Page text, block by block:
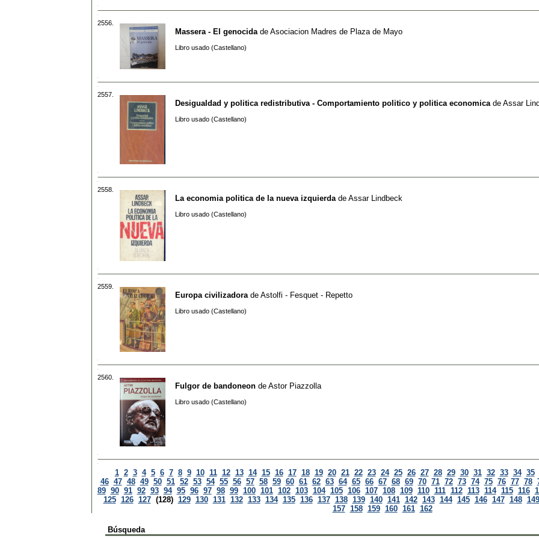
2556.
Massera - El genocida de Asociacion Madres de Plaza de Mayo
Libro usado (Castellano)
2557.
Desigualdad y politica redistributiva - Comportamiento politico y politica economica de Assar
Libro usado (Castellano)
2558.
La economia politica de la nueva izquierda de Assar Lindbeck
Libro usado (Castellano)
2559.
Europa civilizadora de Astolfi - Fesquet - Repetto
Libro usado (Castellano)
2560.
Fulgor de bandoneon de Astor Piazzolla
Libro usado (Castellano)
1 2 3 4 5 6 7 8 9 10 11 12 13 14 15 16 17 18 19 20 21 22 23 24 25 26 27 28 29 30 31 32 33 34 35
46 47 48 49 50 51 52 53 54 55 56 57 58 59 60 61 62 63 64 65 66 67 68 69 70 71 72 73 74 75 76 77 78
89 90 91 92 93 94 95 96 97 98 99 100 101 102 103 104 105 106 107 108 109 110 111 112 113 114 115 116
125 126 127 (128) 129 130 131 132 133 134 135 136 137 138 139 140 141 142 143 144 145 146 147 148 149
157 158 159 160 161 162
Búsqueda